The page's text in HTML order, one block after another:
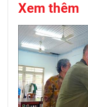
Xem thêm